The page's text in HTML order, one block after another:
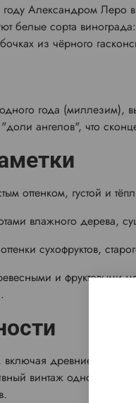
Александром Леро
белые сорта
из чёрного
года (миллезим),
ангелов", что
оттенком, густой и
влажного дерева,
сухофруктов,
и фруктовыми
древние
винтаж одного